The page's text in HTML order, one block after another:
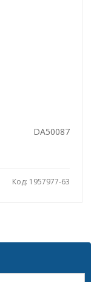
DA50087
Код: 1957977-63